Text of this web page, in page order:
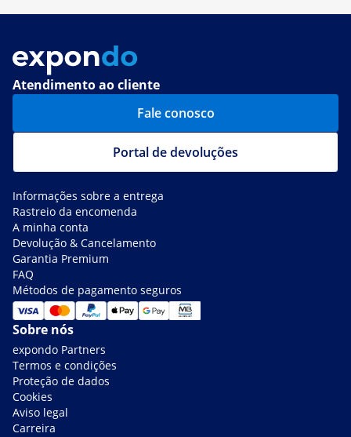
Atendimento ao cliente
Fale conosco
Portal de devoluções
Informações sobre a entrega
Rastreio da encomenda
A minha conta
Devolução & Cancelamento
Garantia Premium
FAQ
Métodos de pagamento seguros
Sobre nós
expondo Partners
Termos e condições
Proteção de dados
Cookies
Aviso legal
Carreira